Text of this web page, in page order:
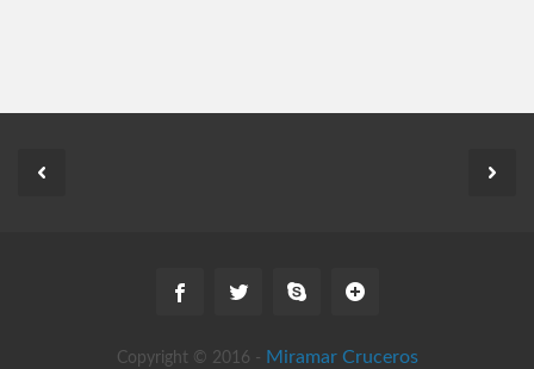
Copyright © 2016 - Miramar Cruceros